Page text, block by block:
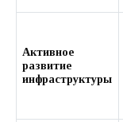
Активное
развитие
инфраструктуры